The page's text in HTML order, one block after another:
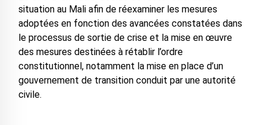
situation au Mali afin de réexaminer les mesures
adoptées en fonction des avancées constatées dans
le processus de sortie de crise et la mise en œuvre
des mesures destinées à rétablir l’ordre
constitutionnel, notamment la mise en place d’un
gouvernement de transition conduit par une autorité
civile.